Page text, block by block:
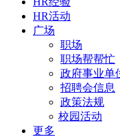
HR活动
广场
职场
职场帮帮忙
政府事业单
招聘会信息
政策法规
校园活动
更多